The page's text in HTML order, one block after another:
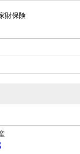
財保険